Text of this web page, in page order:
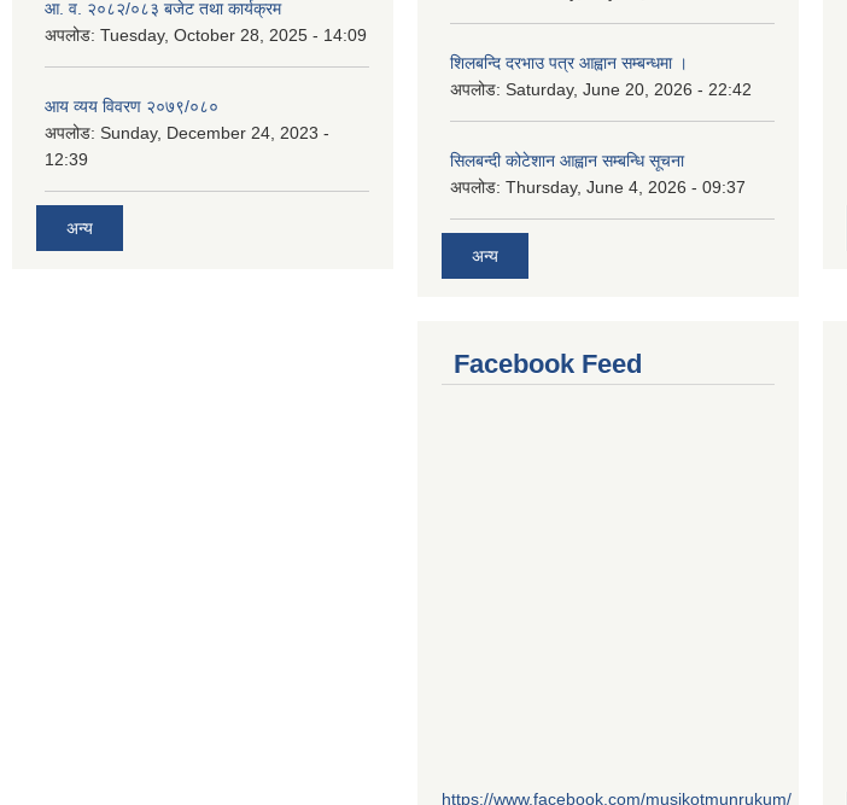
आ. व. २०८२/०८३ बजेट तथा कार्यक्रम
अपलोड: Tuesday, October 28, 2025 - 14:09
आय व्यय विवरण २०७९/०८०
अपलोड: Sunday, December 24, 2023 -
12:39
अन्य
शिलबन्दि दरभाउ पत्र आह्वान सम्बन्धमा ।
अपलोड: Saturday, June 20, 2026 - 22:42
सिलबन्दी कोटेशान आह्वान सम्बन्धि सूचना
अपलोड: Thursday, June 4, 2026 - 09:37
अन्य
Facebook Feed
https://www.facebook.com/musikotmunrukum/